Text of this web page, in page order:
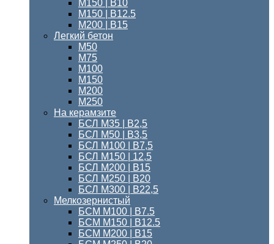
М150 | B10
М150 | B12.5
М200 | В15
Легкий бетон
М50
М75
М100
М150
М200
М250
На керамзите
БСЛ М35 | В2,5
БСЛ М50 | В3,5
БСЛ М100 | В7,5
БСЛ М150 | 12,5
БСЛ М200 | В15
БСЛ M250 | В20
БСЛ М300 | B22,5
Мелкозернистый
БСМ M100 | B7.5
БСМ M150 | B12.5
БСМ М200 | В15